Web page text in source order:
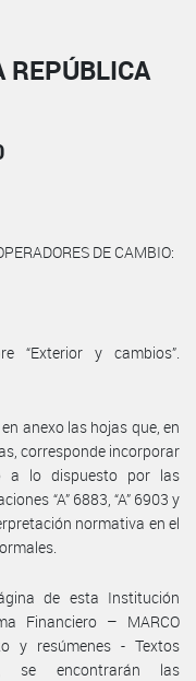
REPÚBLICA
DE CAMBIO:
“Exterior y cambios”.
anexo las hojas que, en
corresponde incorporar
a lo dispuesto por las
“A” 6883, “A” 6903 y
normativa en el
de esta Institución
Financiero – MARCO
y resúmenes - Textos
se encontrarán las